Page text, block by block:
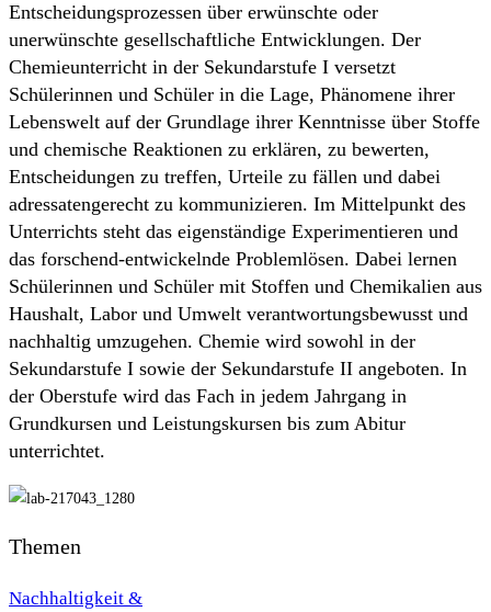
Entscheidungsprozessen über erwünschte oder
unerwünschte gesellschaftliche Entwicklungen. Der
Chemieunterricht in der Sekundarstufe I versetzt
Schülerinnen und Schüler in die Lage, Phänomene ihrer
Lebenswelt auf der Grundlage ihrer Kenntnisse über Stoffe
und chemische Reaktionen zu erklären, zu bewerten,
Entscheidungen zu treffen, Urteile zu fällen und dabei
adressatengerecht zu kommunizieren. Im Mittelpunkt des
Unterrichts steht das eigenständige Experimentieren und
das forschend-entwickelnde Problemlösen. Dabei lernen
Schülerinnen und Schüler mit Stoffen und Chemikalien aus
Haushalt, Labor und Umwelt verantwortungsbewusst und
nachhaltig umzugehen. Chemie wird sowohl in der
Sekundarstufe I sowie der Sekundarstufe II angeboten. In
der Oberstufe wird das Fach in jedem Jahrgang in
Grundkursen und Leistungskursen bis zum Abitur
unterrichtet.
Themen
Nachhaltigkeit &